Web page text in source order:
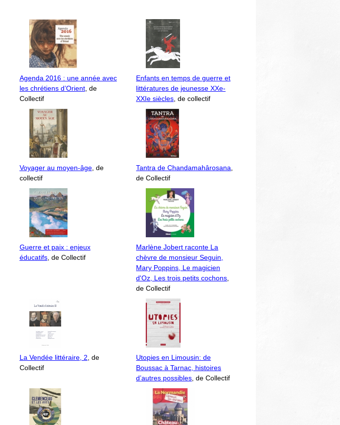
Agenda 2016 : une année avec
les chrétiens d’Orient, de
Collectif
Enfants en temps de guerre et
littératures de jeunesse XXe-
XXIe siècles, de collectif
Voyager au moyen-âge, de
collectif
Tantra de Chandamahârosana,
de Collectif
Guerre et paix : enjeux
éducatifs, de Collectif
Marlène Jobert raconte La
chèvre de monsieur Seguin,
Mary Poppins, Le magicien
d'Oz, Les trois petits cochons,
de Collectif
La Vendée littéraire, 2, de
Collectif
Utopies en Limousin: de
Boussac à Tarnac, histoires
d’autres possibles, de Collectif